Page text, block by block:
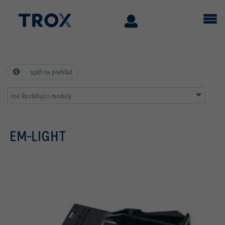
späť na prehľad
Iné Rozšiřující moduly
EM-LIGHT